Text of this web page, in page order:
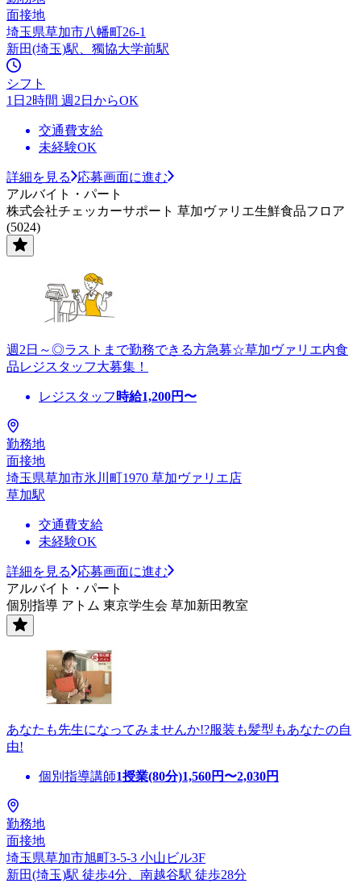
面接地
埼玉県草加市八幡町26-1
新田(埼玉)駅、獨協大学前駅
シフト
1日2時間 週2日からOK
交通費支給
未経験OK
詳細を見る
応募画面に進む
アルバイト・パート
株式会社チェッカーサポート 草加ヴァリエ生鮮食品フロア
(5024)
週2日～◎ラストまで勤務できる方急募☆草加ヴァリエ内食
品レジスタッフ大募集！
レジスタッフ 時給1,200円〜
勤務地
面接地
埼玉県草加市氷川町1970 草加ヴァリエ店
草加駅
交通費支給
未経験OK
詳細を見る
応募画面に進む
アルバイト・パート
個別指導 アトム 東京学生会 草加新田教室
あなたも先生になってみませんか!?服装も髪型もあなたの自
由!
個別指導講師1授業(80分)1,560円〜2,030円
勤務地
面接地
埼玉県草加市旭町3-5-3 小山ビル3F
新田(埼玉)駅 徒歩4分、南越谷駅 徒歩28分